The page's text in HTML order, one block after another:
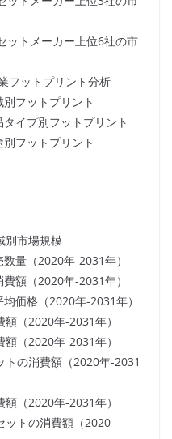
ットメーカー上位6社の市
フットプリント分析
フットプリント
イプ別フットプリント
フットプリント
別市場規模
量（2020年-2031年）
額（2020年-2031年）
価格（2020年-2031年）
（2020年-2031年）
（2020年-2031年）
の消費額（2020年-2031
（2020年-2031年）
ットの消費額（2020